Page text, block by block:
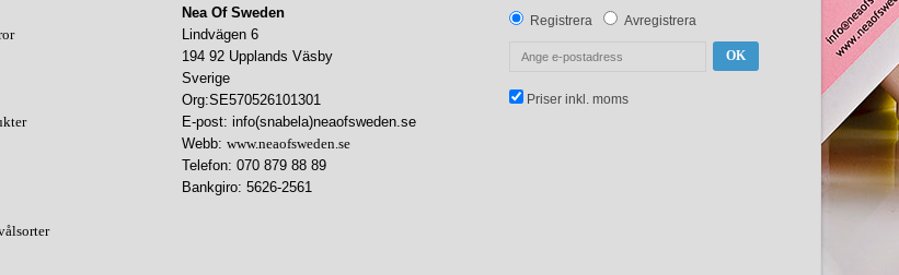
Nea Of Sweden
Lindvägen 6
194 92 Upplands Väsby
Sverige
Org:SE570526101301
E-post: info(snabela)neaofsweden.se
Webb:www.neaofsweden.se
Telefon: 070 879 88 89
Bankgiro: 5626-2561
Registrera Avregistrera
OK
Priser inkl. moms